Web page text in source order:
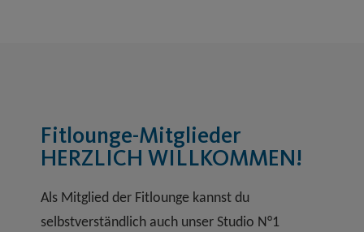
Fitlounge-Mitglieder
HERZLICH WILLKOMMEN!
Als Mitglied der Fitlounge kannst du
selbstverständlich auch unser Studio N°1